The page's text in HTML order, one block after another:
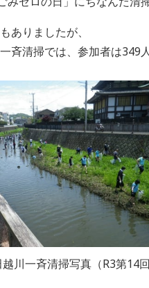
ありましたが、
斉清掃では、参加者は349
川一斉清掃写真（R3第14回